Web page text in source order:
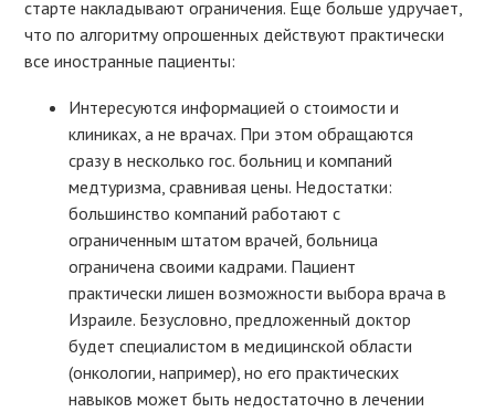
старте накладывают ограничения. Еще больше удручает,
что по алгоритму опрошенных действуют практически
все иностранные пациенты:
Интересуются информацией о стоимости и
клиниках, а не врачах. При этом обращаются
сразу в несколько гос. больниц и компаний
медтуризма, сравнивая цены. Недостатки:
большинство компаний работают с
ограниченным штатом врачей, больница
ограничена своими кадрами. Пациент
практически лишен возможности выбора врача в
Израиле. Безусловно, предложенный доктор
будет специалистом в медицинской области
(онкологии, например), но его практических
навыков может быть недостаточно в лечении